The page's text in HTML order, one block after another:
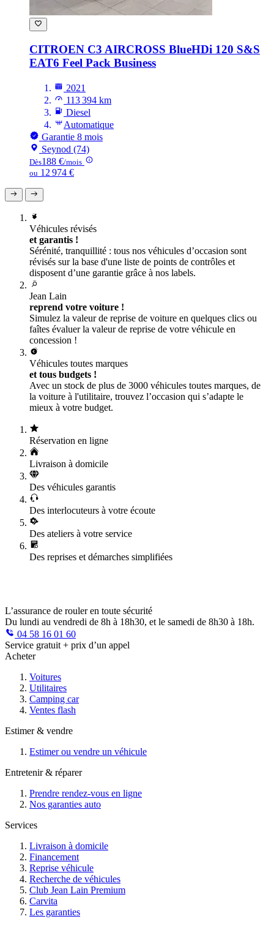
CITROEN C3 AIRCROSS BlueHDi 120 S&S
EAT6 Feel Pack Business
2021
113 394 km
Diesel
Automatique
Garantie 8 mois
Seynod (74)
Dès188 €/mois
ou 12 974 €
Véhicules révisés
et garantis !
Sérénité, tranquillité : tous nos véhicules d’occasion sont
révisés sur la base d'une liste de points de contrôles et
disposent d’une garantie grâce à nos labels.
Jean Lain
reprend votre voiture !
Simulez la valeur de reprise de voiture en quelques clics ou
faîtes évaluer la valeur de reprise de votre véhicule en
concession !
Véhicules toutes marques
et tous budgets !
Avec un stock de plus de 3000 véhicules toutes marques, de
la voiture à l'utilitaire, trouvez l’occasion qui s’adapte le
mieux à votre budget.
Réservation en ligne
Livraison à domicile
Des véhicules garantis
Des interlocuteurs à votre écoute
Des ateliers à votre service
Des reprises et démarches simplifiées
L’assurance de rouler en toute sécurité
Du lundi au vendredi de 8h à 18h30, et le samedi de 8h30 à 18h.
04 58 16 01 60
Service gratuit + prix d’un appel
Acheter
Voitures
Utilitaires
Camping car
Ventes flash
Estimer & vendre
Estimer ou vendre un véhicule
Entretenir & réparer
Prendre rendez-vous en ligne
Nos garanties auto
Services
Livraison à domicile
Financement
Reprise véhicule
Recherche de véhicules
Club Jean Lain Premium
Carvita
Les garanties